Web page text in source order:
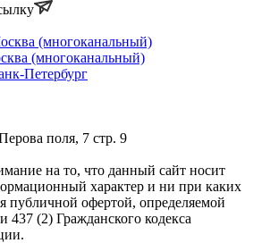
(многоканальный)
(многоканальный)
Петербург
поля, 7 стр. 9
на то, что данный сайт носит
характер и ни при каких
публичной офертой, определяемой
437 (2) Гражданского кодекса